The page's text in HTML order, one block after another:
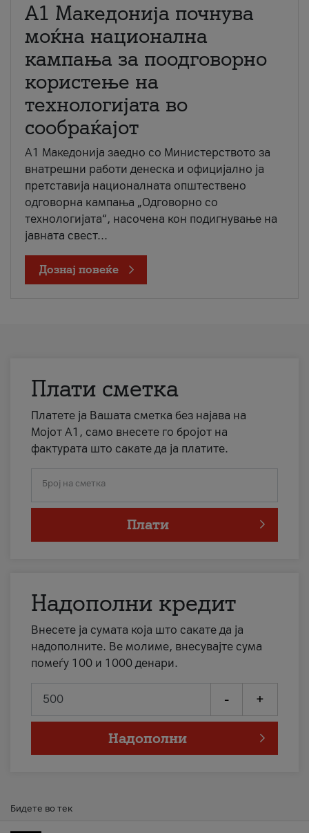
A1 Македонија почнува
моќна национална
кампања за поодговорно
користење на
технологијата во
сообраќајот
A1 Македонија заедно со Министерството за
внатрешни работи денеска и официјално ја
претставија националната општествено
одговорна кампања „Одговорно со
технологијата“, насочена кон подигнување на
јавната свест...
Дознај повеќе
Плати сметка
Платете ја Вашата сметка без најава на
Мојот А1, само внесете го бројот на
фактурата што сакате да ја платите.
Број на сметка
Плати
Надополни кредит
Внесете ја сумата која што сакате да ја
надополните. Ве молиме, внесувајте сума
помеѓу 100 и 1000 денари.
- +
Надополни
Бидете во тек